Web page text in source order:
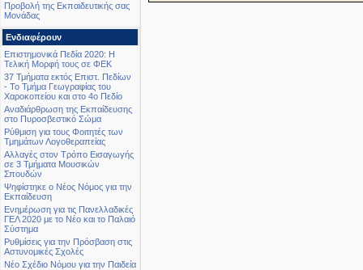
Προβολή της Εκπαιδευτικής σας
Μονάδας
Ενδιαφέρουν
Επιστημονικά Πεδία 2020: Η
Τελική Μορφή τους σε ΦΕΚ
37 Τμήματα εκτός Επιστ. Πεδίων
- Το Τμήμα Γεωγραφίας του
Χαροκοπείου και στο 4ο Πεδίο
Αναδιάρθρωση της Εκπαίδευσης
στο Πυροσβεστικό Σώμα
Ρύθμιση για τους Φοιτητές των
Τμημάτων Λογοθεραπείας
Αλλαγές στον Τρόπο Εισαγωγής
σε 3 Τμήματα Μουσικών
Σπουδών
Ψηφίστηκε ο Νέος Νόμος για την
Εκπαίδευση
Ενημέρωση για τις Πανελλαδικές
ΓΕΛ 2020 με το Νέο και το Παλαιό
Σύστημα
Ρυθμίσεις για την Πρόσβαση στις
Αστυνομικές Σχολές
Νέο Σχέδιο Νόμου για την Παιδεία